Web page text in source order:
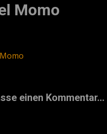
Momo
einen Kommentar...